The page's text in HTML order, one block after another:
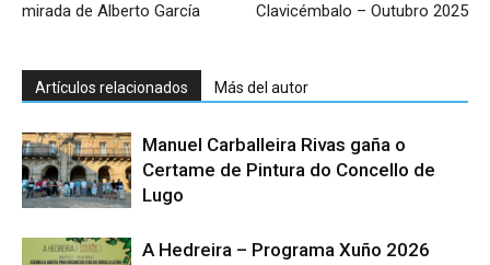
mirada de Alberto García
Clavicémbalo – Outubro 2025
Artículos relacionados Más del autor
Manuel Carballeira Rivas gaña o
Certame de Pintura do Concello de
Lugo
A Hedreira – Programa Xuño 2026